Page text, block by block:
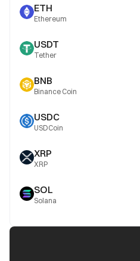
ETH
Ethereum
USDT
Tether
BNB
Binance Coin
USDC
USDCoin
XRP
XRP
SOL
Solana